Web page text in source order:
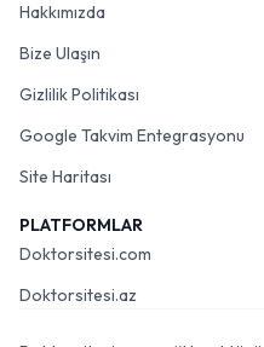
Hakkımızda
Bize Ulaşın
Gizlilik Politikası
Google Takvim Entegrasyonu
Site Haritası
PLATFORMLAR
Doktorsitesi.com
Doktorsitesi.az